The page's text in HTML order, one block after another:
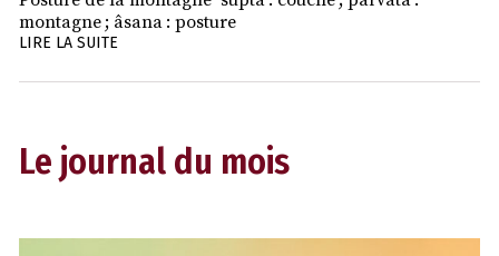
montagne ; âsana : posture
LIRE LA SUITE
Le journal du mois